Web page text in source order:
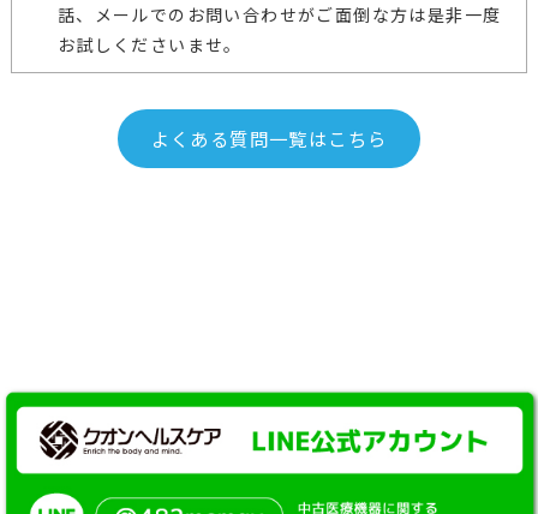
話、メールでのお問い合わせがご面倒な方は是非一度
お試しくださいませ。
よくある質問一覧はこちら